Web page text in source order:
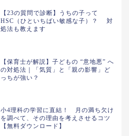
【23の質問で診断】うちの子って
HSC（ひといちばい敏感な子）？ 対
処法も教えます
【保育士が解説】子どもの “意地悪” へ
の対処法｜「気質」と「親の影響」ど
っちが強い？
小4理科の学習に直結！ 月の満ち欠け
を調べて、その理由を考えさせるコツ
【無料ダウンロード】